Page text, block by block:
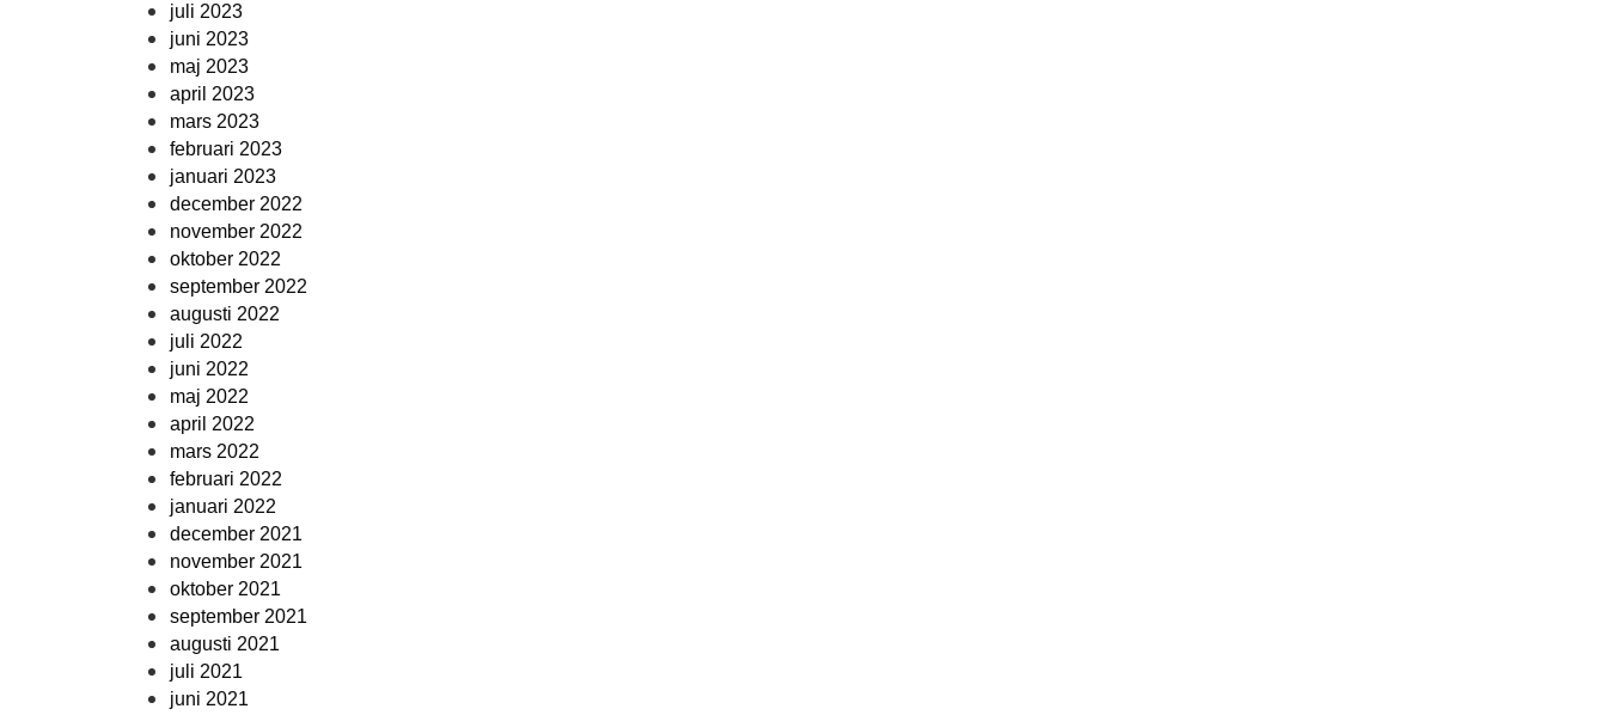
juli 2023
juni 2023
maj 2023
april 2023
mars 2023
februari 2023
januari 2023
december 2022
november 2022
oktober 2022
september 2022
augusti 2022
juli 2022
juni 2022
maj 2022
april 2022
mars 2022
februari 2022
januari 2022
december 2021
november 2021
oktober 2021
september 2021
augusti 2021
juli 2021
juni 2021